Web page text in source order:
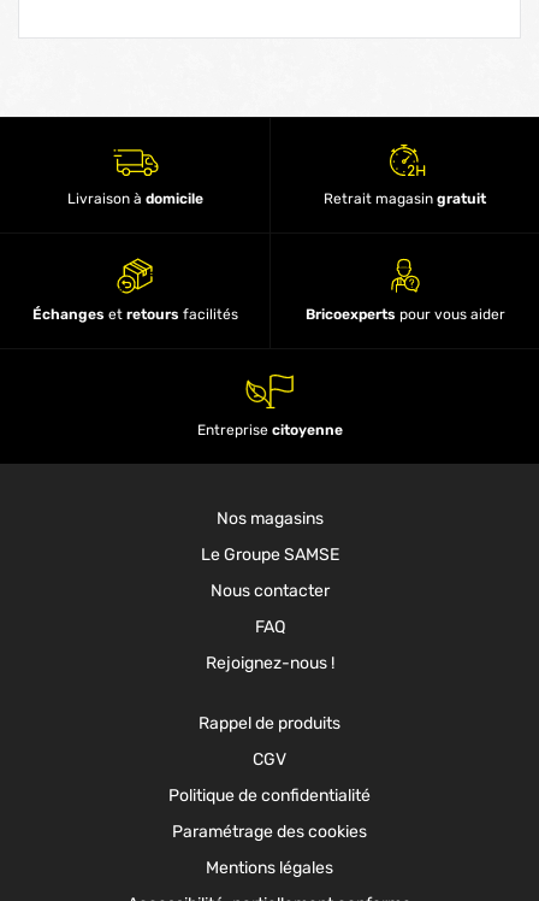
Livraison à domicile Retrait magasin gratuit
Échanges et retours facilités Bricoexperts pour vous aider
Entreprise citoyenne
Nos magasins
Le Groupe SAMSE
Nous contacter
FAQ
Rejoignez-nous !
Rappel de produits
CGV
Politique de confidentialité
Paramétrage des cookies
Mentions légales